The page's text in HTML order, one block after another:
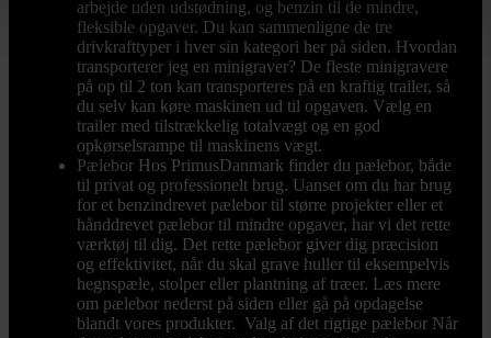
arbejde uden udstødning, og benzin til de mindre,
fleksible opgaver. Du kan sammenligne de tre
drivkrafttyper i hver sin kategori her på siden. Hvordan
transporterer jeg en minigraver? De fleste minigravere
på op til 2 ton kan transporteres på en kraftig trailer, så
du selv kan køre maskinen ud til opgaven. Vælg en
trailer med tilstrækkelig totalvægt og en god
opkørselsrampe til maskinens vægt.
Pælebor Hos PrimusDanmark finder du pælebor, både
til privat og professionelt brug. Uanset om du har brug
for et benzindrevet pælebor til større projekter eller et
hånddrevet pælebor til mindre opgaver, har vi det rette
værktøj til dig. Det rette pælebor giver dig præcision
og effektivitet, når du skal grave huller til eksempelvis
hegnspæle, stolper eller plantning af træer. Læs mere
om pælebor nederst på siden eller gå på opdagelse
blandt vores produkter. Valg af det rigtige pælebor Når